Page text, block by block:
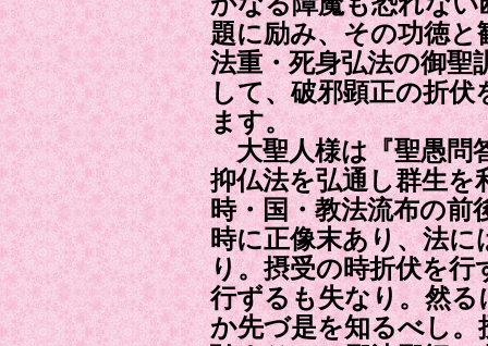
題に励み、その功徳
法重・死身弘法の御聖
して、破邪顕正の折
ます。
大聖人様は『聖愚問
抑仏法を弘通し群生を
時・国・教法流布の前
時に正像末あり、法
り。摂受の時折伏を行
行ずるも失なり。然
か先づ是を知るべし。